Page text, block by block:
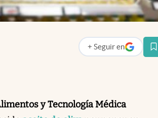
+ Seguir en
abre en nueva pestaña
y Tecnología Médica